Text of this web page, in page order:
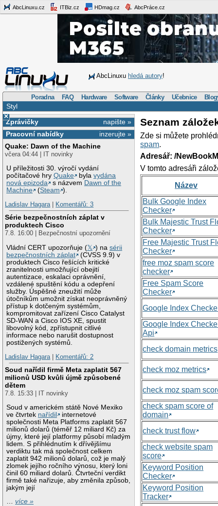
AbcLinuxu.cz ITBiz.cz HDmag.cz AbcPráce.cz
AbcLinuxu hledá autory!
Poradna FAQ Hardware Software Články Učebnice
Styl
×
napište »
Zprávičky
inzerujte »
Pracovní nabídky
Quake: Dawn of the Machine
včera 04:44 | IT novinky
U příležitosti 30. výročí vydání
počítačové hryQuake bylavydána
nová epizoda
s názvem Dawn of the
Machine
(Steam ).
Ladislav Hagara| Komentářů: 3
Série bezpečnostních záplat v
produktech Cisco
7.8. 16:00 | Bezpečnostní upozornění
Vládní CERT upozorňuje (𝕏 ) nasérii
bezpečnostních záplat
(CVSS 9.9) v
produktech Cisco řešících kritické
zranitelnosti umožňující obejití
autentizace, eskalaci oprávnění,
vzdálené spuštění kódu a odepření
služby. Úspěšné zneužití může
útočníkům umožnit získat neoprávněný
přístup k dotčeným systémům,
kompromitovat zařízení Cisco Catalyst
SD-WAN a Cisco IOS XE, spustit
libovolný kód, zpřístupnit citlivé
informace nebo narušit dostupnost
postižených systémů.
Ladislav Hagara| Komentářů: 2
Soud nařídil firmě Meta zaplatit 567
milionů USD kvůli újmě způsobené
dětem
7.8. 15:33 | IT novinky
Soud v americkém státě Nové Mexiko
ve čtvrtek nařídil
internetové
společnosti Meta Platforms zaplatit 567
milionů dolarů (téměř 12 miliard Kč) za
újmy, které její platformy působí mladým
lidem. S přihlédnutím k dřívějšímu
verdiktu tak má společnost celkem
zaplatit 942 milionů dolarů, což je malý
zlomek jejího ročního výnosu, který loni
činil 60 miliard dolarů. Čtvrteční verdikt
firmě také nařizuje, aby změnila způsob,
jakým její
…více »
Seznam
Zde si můžete
spam.
Adresář: /
V tomto adresáři
Název
Bulk Google Index
Checker
Bulk Majestic Trust
Checker
Free Majestic Trust
Checker
free moz spam score
checker
Free Spam Score
Checker
Google Index
Google Index
Api
check domain metrics
check moz metrics
check moz spam
check spam score of
domain
check trust flow
check website spam
score
Keyword Position
Checker
Keyword Position
Tracker